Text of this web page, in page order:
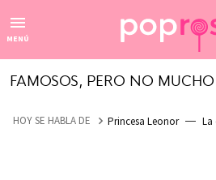
MENÚ
FAMOSOS, PERO NO MUCHO
HOY SE HABLA DE Princesa Leonor La